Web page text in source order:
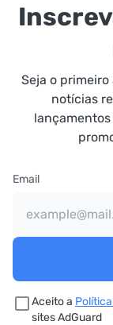
Seja o
notícias
Email
Aceito a
sites AdGuard